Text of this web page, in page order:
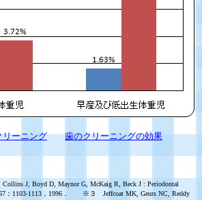
リーニング 歯のクリーニングの効果
J, Boyd D, Maynor G, McKaig R, Beck J : Periodontal
67：1103-1113，1996． ※３ Jeffcoat MK, Geurs NC, Reddy